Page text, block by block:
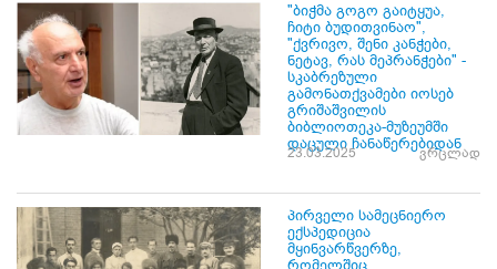
"ბიჭმა გოგო გაიტყუა,
ჩიტი ბუდითვინაო",
"ქვრივო, შენი კანჭები,
ნეტავ, რას მეპრანჭები" -
სკაბრეზული
გამონათქვამები იოსებ
გრიშაშვილის
ბიბლიოთეკა-მუზეუმში
დაცული ჩანაწერებიდან
23.03.2025 ვრცლად
პირველი სამეცნიერო
ექსპედიცია
მყინვარწვერზე,
რომელშიც